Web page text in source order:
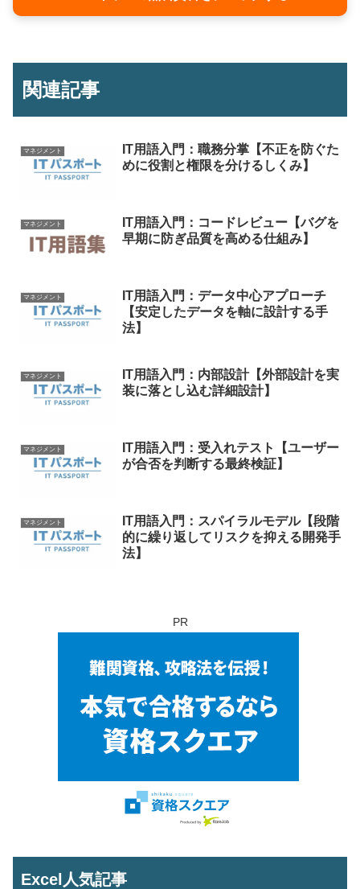
関連記事
マネジメント
IT用語入門：職務分掌【不正を防ぐた
めに役割と権限を分けるしくみ】
マネジメント
IT用語入門：コードレビュー【バグを
早期に防ぎ品質を高める仕組み】
マネジメント
IT用語入門：データ中心アプローチ
【安定したデータを軸に設計する手
法】
マネジメント
IT用語入門：内部設計【外部設計を実
装に落とし込む詳細設計】
マネジメント
IT用語入門：受入れテスト【ユーザー
が合否を判断する最終検証】
マネジメント
IT用語入門：スパイラルモデル【段階
的に繰り返してリスクを抑える開発手
法】
PR
Excel人気記事